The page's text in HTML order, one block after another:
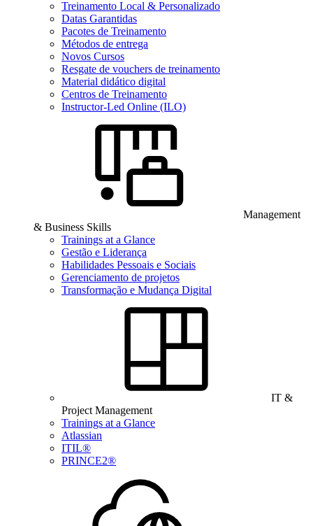
Treinamento Local & Personalizado
Datas Garantidas
Pacotes de Treinamento
Métodos de entrega
Novos Cursos
Resgate de vouchers de treinamento
Material didático digital
Centros de Treinamento
Instructor-Led Online (ILO)
Management
& Business Skills
Trainings at a Glance
Gestão e Liderança
Habilidades Pessoais e Sociais
Gerenciamento de projetos
Transformação e Mudança Digital
IT &
Project Management
Trainings at a Glance
Atlassian
ITIL®
PRINCE2®